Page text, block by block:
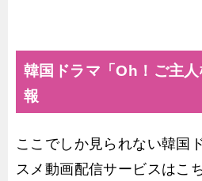
韓国ドラマ「Oh！ご主
報
ここでしか見られない韓国
スメ動画配信サービスはこ